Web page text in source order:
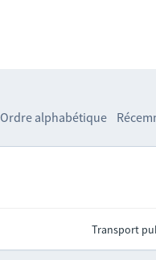
Ordre alphabétique
Transport